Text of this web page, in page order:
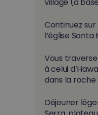
village (à
Continuez
l’église Santa
Vous
à celui
dans la roche
Déjeuner